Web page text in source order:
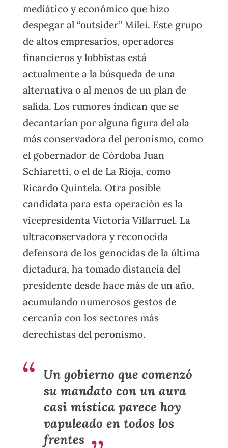
mediático y económico que hizo
despegar al “outsider” Milei. Este grupo
de altos empresarios, operadores
financieros y lobbistas está
actualmente a la búsqueda de una
alternativa o al menos de un plan de
salida. Los rumores indican que se
decantarían por alguna figura del ala
más conservadora del peronismo, como
el gobernador de Córdoba Juan
Schiaretti, o el de La Rioja, como
Ricardo Quintela. Otra posible
candidata para esta operación es la
vicepresidenta Victoria Villarruel. La
ultraconservadora y reconocida
defensora de los genocidas de la última
dictadura, ha tomado distancia del
presidente desde hace más de un año,
acumulando numerosos gestos de
cercanía con los sectores más
derechistas del peronismo.
Un gobierno que comenzó
su mandato con un aura
casi mística parece hoy
vapuleado en todos los
frentes